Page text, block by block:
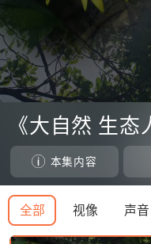
seconds
seconds
《大自然 生
本集内容
全部 视像 声音